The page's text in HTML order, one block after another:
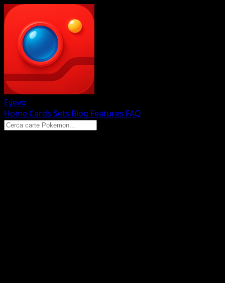
Eyevo
Home Cards Sets Blog Features FAQ